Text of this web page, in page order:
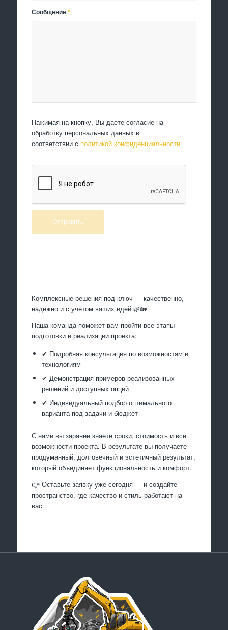
Сообщение*
Нажимая на кнопку, Вы даете согласие на
обработку персональных данных в
соответствии с политикой конфиденциальности
Комплексные решения под ключ — качественно,
надёжно и с учётом ваших идей 🌿🏡
Наша команда поможет вам пройти все этапы
подготовки и реализации проекта:
✔ Подробная консультация по возможностям и
технологиям
✔ Демонстрация примеров реализованных
решений и доступных опций
✔ Индивидуальный подбор оптимального
варианта под задачи и бюджет
С нами вы заранее знаете сроки, стоимость и все
возможности проекта. В результате вы получаете
продуманный, долговечный и эстетичный результат,
который объединяет функциональность и комфорт.
👉 Оставьте заявку уже сегодня — и создайте
пространство, где качество и стиль работают на
вас.